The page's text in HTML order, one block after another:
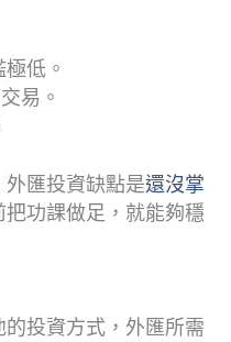
低。
易。
匯投資缺點是還沒掌
功課做足，就能夠穩
投資方式，外匯所需